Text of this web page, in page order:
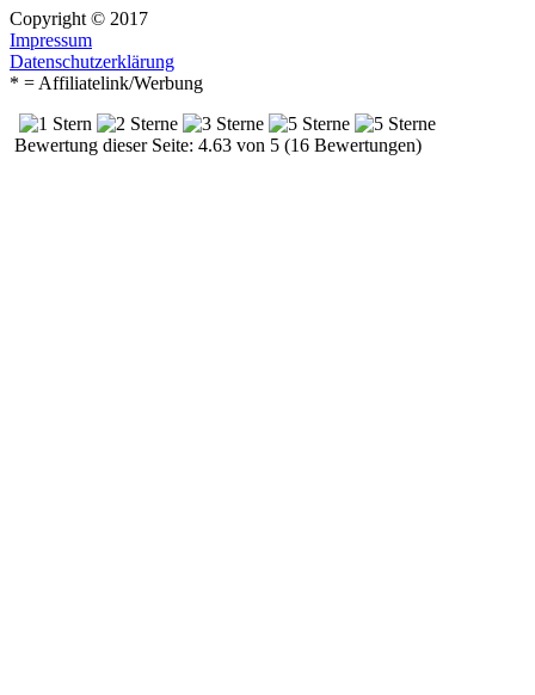
Copyright © 2017
Impressum
Datenschutzerklärung
* = Affiliatelink/Werbung
Bewertung dieser Seite: 4.63 von 5 (16 Bewertungen)